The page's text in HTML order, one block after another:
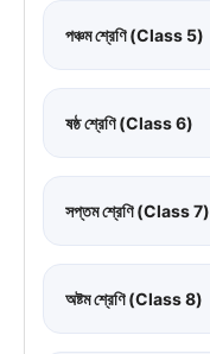
পঞ্চম শ্রেণি (Class 5)
ষষ্ঠ শ্রেণি (Class 6)
সপ্তম শ্রেণি (Class 7)
অষ্টম শ্রেণি (Class 8)